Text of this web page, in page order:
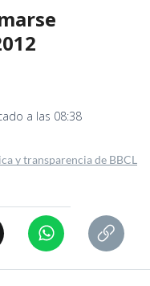
a las 08:38
y transparencia de BBCL